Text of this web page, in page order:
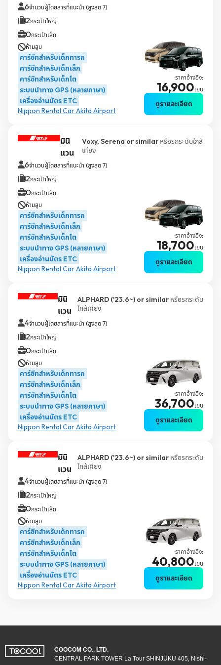
6จำนวนผู้โดยสารที่แนะนำ (สูงสุด 7)
2กระเป๋าใหญ่
0กระเป๋าเล็ก
ห้ามสูบ
คาร์ซีทสำหรับเด็กทารก
คาร์ซีทสำหรับเด็กเล็ก
คาร์ซีทสำหรับเด็กโต
ระบบนำทาง GPS (หลายภาษา)
เครื่องอ่านบัตร ETC
Nippon Rental Car Akita Airport
ราคาอ้างอิง:
16,900เยน
ดูรายละเอียด
มินิ
แวน
Voxy, Serena or similar หรือรถระดับใกล้
เคียง
6จำนวนผู้โดยสารที่แนะนำ (สูงสุด 7)
2กระเป๋าใหญ่
0กระเป๋าเล็ก
ห้ามสูบ
คาร์ซีทสำหรับเด็กทารก
คาร์ซีทสำหรับเด็กเล็ก
คาร์ซีทสำหรับเด็กโต
ระบบนำทาง GPS (หลายภาษา)
เครื่องอ่านบัตร ETC
Nippon Rental Car Akita Airport
ราคาอ้างอิง:
18,700เยน
ดูรายละเอียด
มินิ
แวน
ALPHARD ('23.6~) or similar หรือรถระดับ
ใกล้เคียง
4จำนวนผู้โดยสารที่แนะนำ (สูงสุด 7)
2กระเป๋าใหญ่
0กระเป๋าเล็ก
ห้ามสูบ
คาร์ซีทสำหรับเด็กทารก
คาร์ซีทสำหรับเด็กเล็ก
คาร์ซีทสำหรับเด็กโต
ระบบนำทาง GPS (หลายภาษา)
เครื่องอ่านบัตร ETC
Nippon Rental Car Akita Airport
ราคาอ้างอิง:
36,700เยน
ดูรายละเอียด
มินิ
แวน
ALPHARD ('23.6~) or similar หรือรถระดับ
ใกล้เคียง
4จำนวนผู้โดยสารที่แนะนำ (สูงสุด 7)
2กระเป๋าใหญ่
0กระเป๋าเล็ก
ห้ามสูบ
คาร์ซีทสำหรับเด็กทารก
คาร์ซีทสำหรับเด็กเล็ก
คาร์ซีทสำหรับเด็กโต
ระบบนำทาง GPS (หลายภาษา)
เครื่องอ่านบัตร ETC
Nippon Rental Car Akita Airport
ราคาอ้างอิง:
40,800เยน
ดูรายละเอียด
COOCOM CO., LTD.
CENTRAL PARK TOWER La Tour SHINJUKU 405, Nishi-